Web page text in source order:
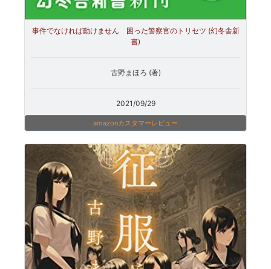
事件でなければ動けません 困った警察官のトリセツ (幻冬舎新
書)
古野まほろ (著)
2021/09/29
amazonカスタマーレビュー